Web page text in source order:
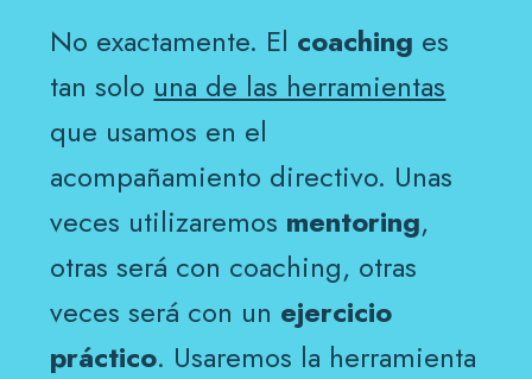
No exactamente. El coaching es
tan solo una de las herramientas
que usamos en el
acompañamiento directivo. Unas
veces utilizaremos mentoring,
otras será con coaching, otras
veces será con un ejercicio
práctico. Usaremos la herramienta